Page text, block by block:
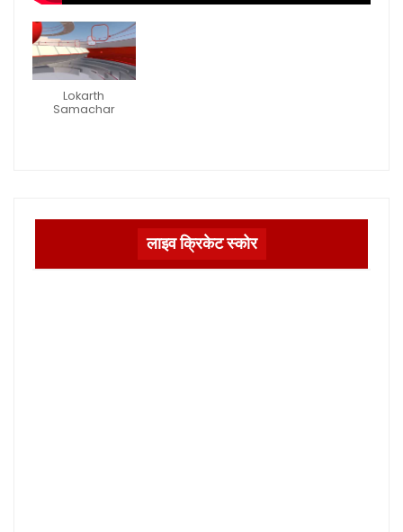
Lokarth
Samachar
लाइव क्रिकेट स्कोर